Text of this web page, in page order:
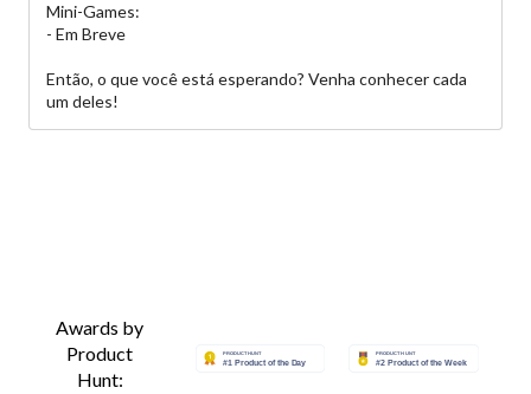
Mini-Games:
- Em Breve
Então, o que você está esperando? Venha conhecer cada
um deles!
Awards by
Product
Hunt: